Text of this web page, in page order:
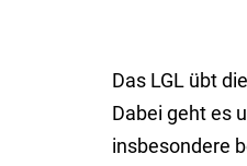
Das LGL übt
Dabei geht es
insbesondere